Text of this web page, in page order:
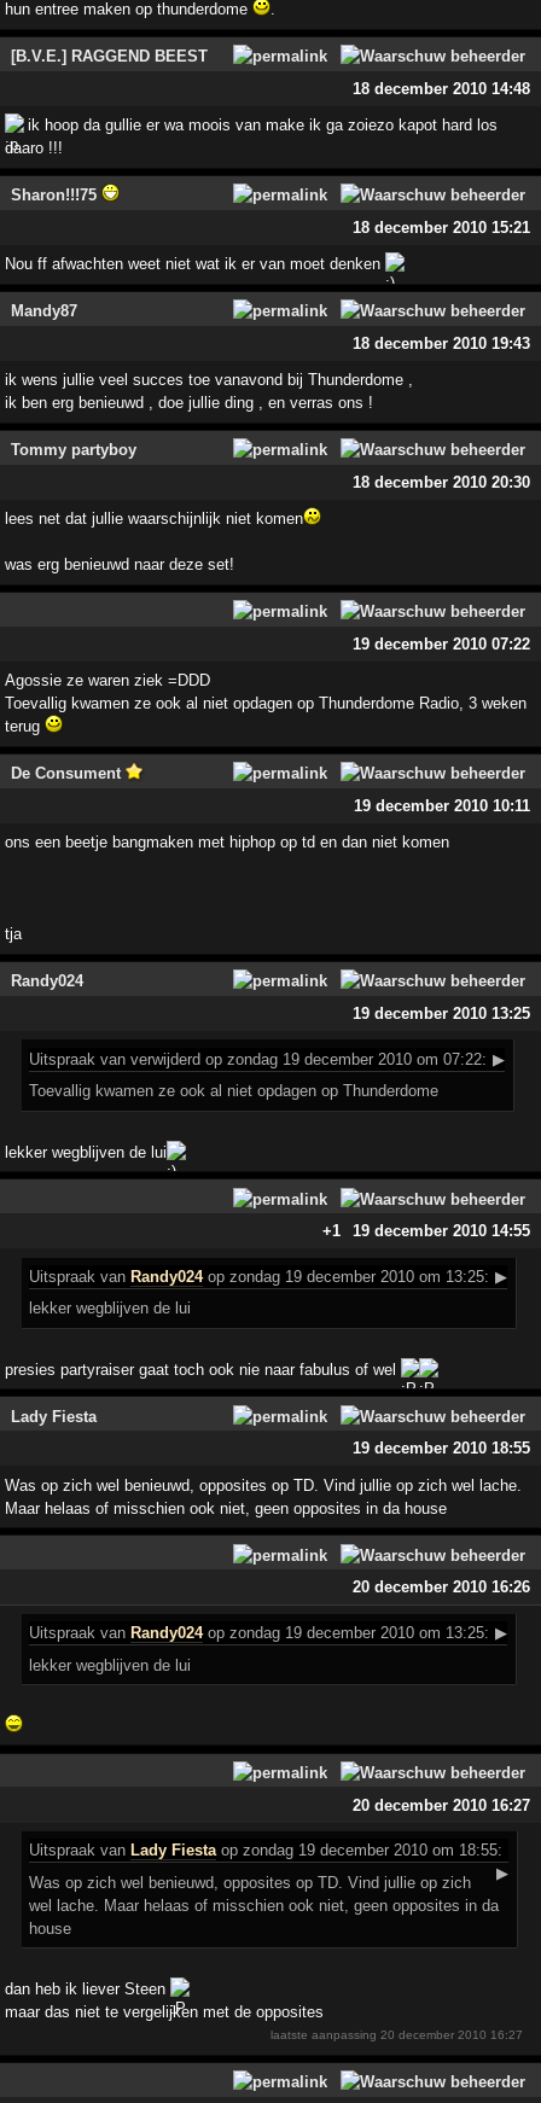
hun entree maken op thunderdome .
[B.V.E.] RAGGEND BEEST
18 december 2010 14:48
ik hoop da gullie er wa moois van make ik ga zoiezo kapot hard los
daaro !!!
Sharon!!!75
18 december 2010 15:21
Nou ff afwachten weet niet wat ik er van moet denken
Mandy87
18 december 2010 19:43
ik wens jullie veel succes toe vanavond bij Thunderdome ,
ik ben erg benieuwd , doe jullie ding , en verras ons !
Tommy partyboy
18 december 2010 20:30
lees net dat jullie waarschijnlijk niet komen
was erg benieuwd naar deze set!
19 december 2010 07:22
Agossie ze waren ziek =DDD
Toevallig kwamen ze ook al niet opdagen op Thunderdome Radio, 3 weken
terug
De Consument
19 december 2010 10:11
ons een beetje bangmaken met hiphop op td en dan niet komen
tja
Randy024
19 december 2010 13:25
Uitspraak van verwijderd op zondag 19 december 2010 om 07:22: ▶
Toevallig kwamen ze ook al niet opdagen op Thunderdome
lekker wegblijven de lui
+1 19 december 2010 14:55
Uitspraak van Randy024op zondag 19 december 2010 om 13:25: ▶
lekker wegblijven de lui
presies partyraiser gaat toch ook nie naar fabulus of wel
Lady Fiesta
19 december 2010 18:55
Was op zich wel benieuwd, opposites op TD. Vind jullie op zich wel lache.
Maar helaas of misschien ook niet, geen opposites in da house
20 december 2010 16:26
Uitspraak van Randy024op zondag 19 december 2010 om 13:25: ▶
lekker wegblijven de lui
20 december 2010 16:27
Uitspraak van Lady Fiestaop zondag 19 december 2010 om 18:55:
▶
Was op zich wel benieuwd, opposites op TD. Vind jullie op zich
wel lache. Maar helaas of misschien ook niet, geen opposites in da
house
dan heb ik liever Steen
maar das niet te vergelijken met de opposites
laatste aanpassing20 december 2010 16:27